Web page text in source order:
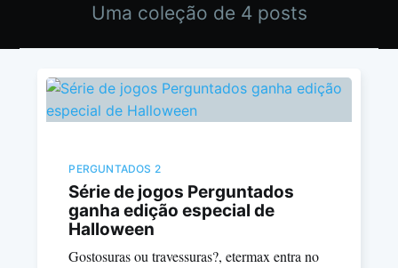
Uma coleção de 4 posts
PERGUNTADOS 2
Série de jogos Perguntados
ganha edição especial de
Halloween
Gostosuras ou travessuras?, etermax entra no